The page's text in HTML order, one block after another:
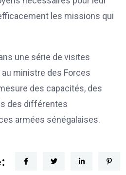
les missions qui
une série de visites
ministre des Forces
des capacités, des
des différentes
armées sénégalaises.